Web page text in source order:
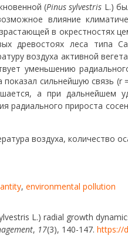
(Pinus sylvestris L.)
влияние
в окрестностях
древостоях леса типа
воздуха активной
уменьшению
сильнейшую связь
а при дальнейшем
радиального прироста
воздуха, количество
, environmental pollution
L.) radial growth
, 17(3), 140-147. https://